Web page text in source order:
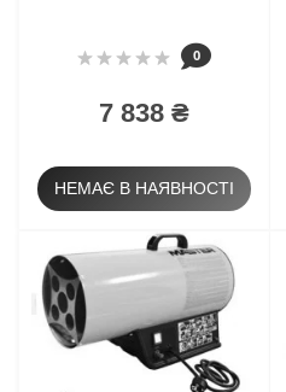
0
7 838 ₴
НЕМАЄ В НАЯВНОСТІ